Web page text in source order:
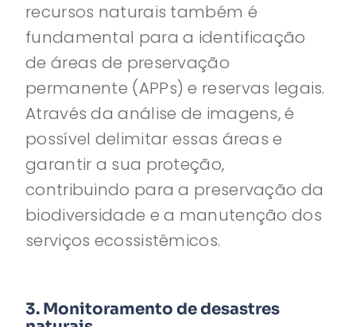
recursos naturais também é
fundamental para a identificação
de áreas de preservação
permanente (APPs) e reservas legais.
Através da análise de imagens, é
possível delimitar essas áreas e
garantir a sua proteção,
contribuindo para a preservação da
biodiversidade e a manutenção dos
serviços ecossistêmicos.
3. Monitoramento de desastres